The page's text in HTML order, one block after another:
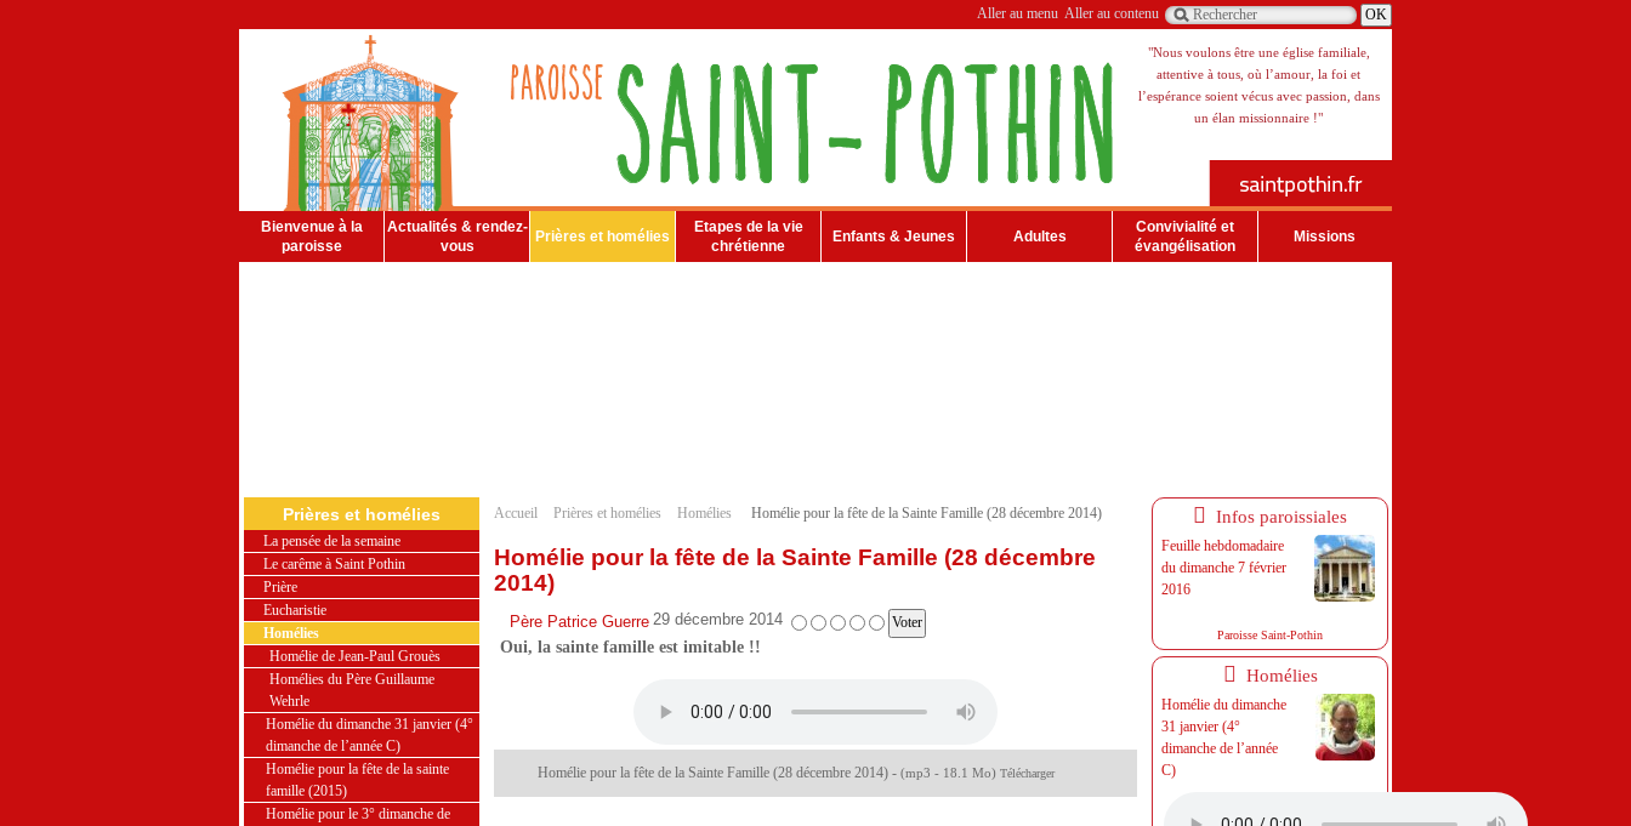
Aller au contenu
Aller au menu
"Nous voulons être une église familiale,
attentive à tous, où l’amour, la foi et
l’espérance soient vécus avec passion, dans
un élan missionnaire !"
Bienvenue à la
paroisse
Actualités & rendez-
vous
Prières et homélies
Etapes de la vie
chrétienne
Enfants & Jeunes Adultes
Convivialité et
évangélisation
Missions
Accueil Prières et homélies Homélies Homélie pour la fête de la Sainte Famille (28 décembre 2014)
Homélie pour la fête de la Sainte Famille (28 décembre
2014)
Père Patrice Guerre 29 décembre 2014
Oui, la sainte famille est imitable !!
Homélie pour la fête de la Sainte Famille (28 décembre 2014) - (mp3 - 18.1 Mo) Télécharger
Prières et homélies
La pensée de la semaine
Le carême à Saint Pothin
Prière
Eucharistie
Homélies
Homélie de Jean-Paul Grouès
Homélies du Père Guillaume
Wehrle
Homélie du dimanche 31 janvier (4°
dimanche de l’année C)
Homélie pour la fête de la sainte
famille (2015)
Homélie pour le 3° dimanche de
Infos paroissiales
Feuille hebdomadaire
du dimanche 7 février
2016
Paroisse Saint-Pothin
Homélies
Homélie du dimanche
31 janvier (4°
dimanche de l’année
C)